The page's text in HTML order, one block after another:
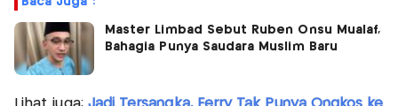
Master Limbad Sebut Ruben Onsu Mualaf,
Bahagia Punya Saudara Muslim Baru